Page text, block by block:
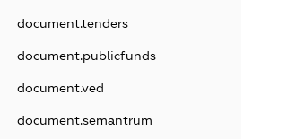
document.tenders
document.publicfunds
document.ved
document.semantrum